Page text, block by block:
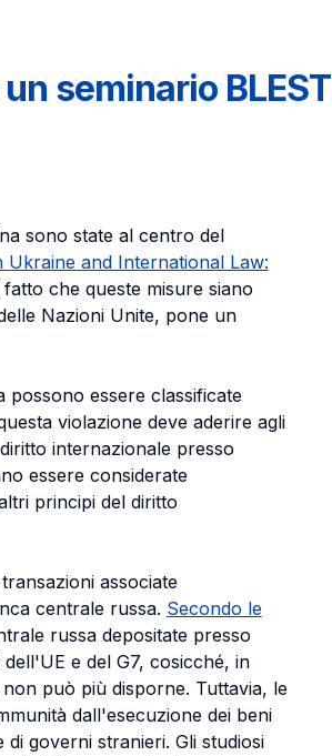
seminario BLEST
sono state al centro del
Ukraine and International Law:
che queste misure siano
Nazioni Unite, pone un
possono essere classificate
violazione deve aderire agli
internazionale presso
essere considerate
principi del diritto
associate
centrale russa. Secondo le
russa depositate presso
e del G7, cosicché, in
può più disporne. Tuttavia, le
dall'esecuzione dei beni
governi stranieri. Gli studiosi